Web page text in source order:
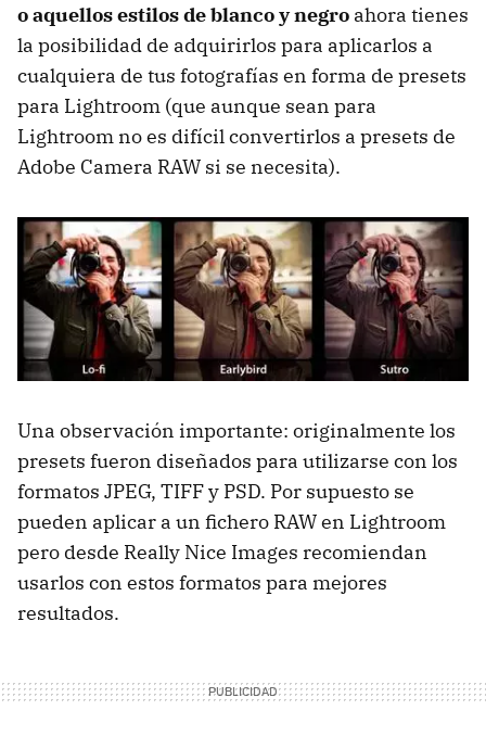
o aquellos estilos de blanco y negro ahora tienes
la posibilidad de adquirirlos para aplicarlos a
cualquiera de tus fotografías en forma de presets
para Lightroom (que aunque sean para
Lightroom no es difícil convertirlos a presets de
Adobe Camera RAW si se necesita).
Una observación importante: originalmente los
presets fueron diseñados para utilizarse con los
formatos JPEG, TIFF y PSD. Por supuesto se
pueden aplicar a un fichero RAW en Lightroom
pero desde Really Nice Images recomiendan
usarlos con estos formatos para mejores
resultados.